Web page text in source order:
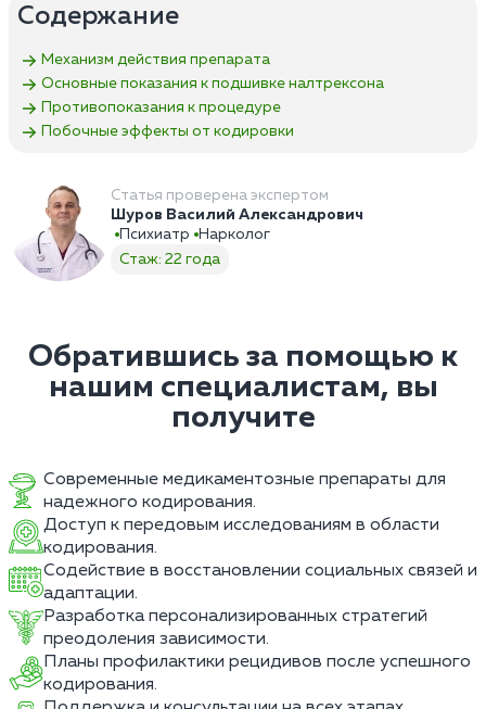
Содержание
Механизм действия препарата
Основные показания к подшивке налтрексона
Противопоказания к процедуре
Побочные эффекты от кодировки
Статья проверена экспертом
Шуров Василий Александрович
Психиатр
Нарколог
Стаж: 22 года
Обратившись за помощью к
нашим специалистам, вы
получите
Современные медикаментозные препараты для
надежного кодирования.
Доступ к передовым исследованиям в области
кодирования.
Содействие в восстановлении социальных связей и
адаптации.
Разработка персонализированных стратегий
преодоления зависимости.
Планы профилактики рецидивов после успешного
кодирования.